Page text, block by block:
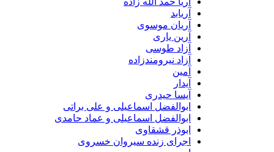
آریابد
آریان موسوی
آرین یاری
آزاد طوسی
آزاد نیرومندزاده
آمین
آیدار
آیسا حیدری
ابوالفضل اسماعیلی و علی براتی
ابوالفضل اسماعیلی و عماد حامدی
ابوذر قشقاوی
اجرای زنده سیروان خسروی